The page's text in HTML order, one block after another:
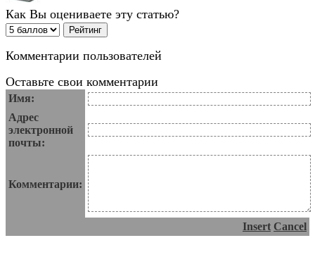
Как Вы оцениваете эту статью?
Комментарии пользователей
Оставьте свои комментарии
Имя:
Адрес
электронной
почты:
Комментарии:
Insert Cancel